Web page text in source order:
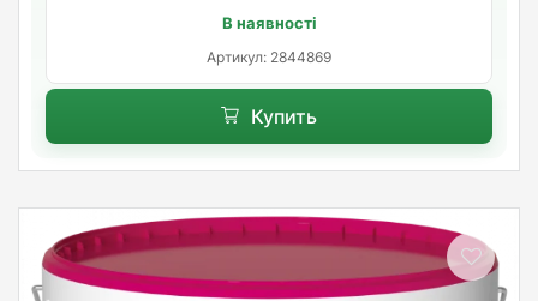
В наявності
Артикул: 2844869
Купить